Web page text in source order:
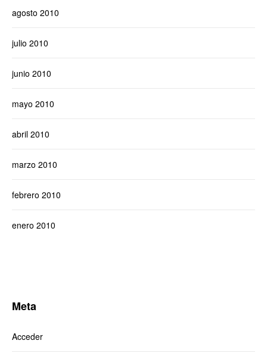
agosto 2010
julio 2010
junio 2010
mayo 2010
abril 2010
marzo 2010
febrero 2010
enero 2010
Meta
Acceder